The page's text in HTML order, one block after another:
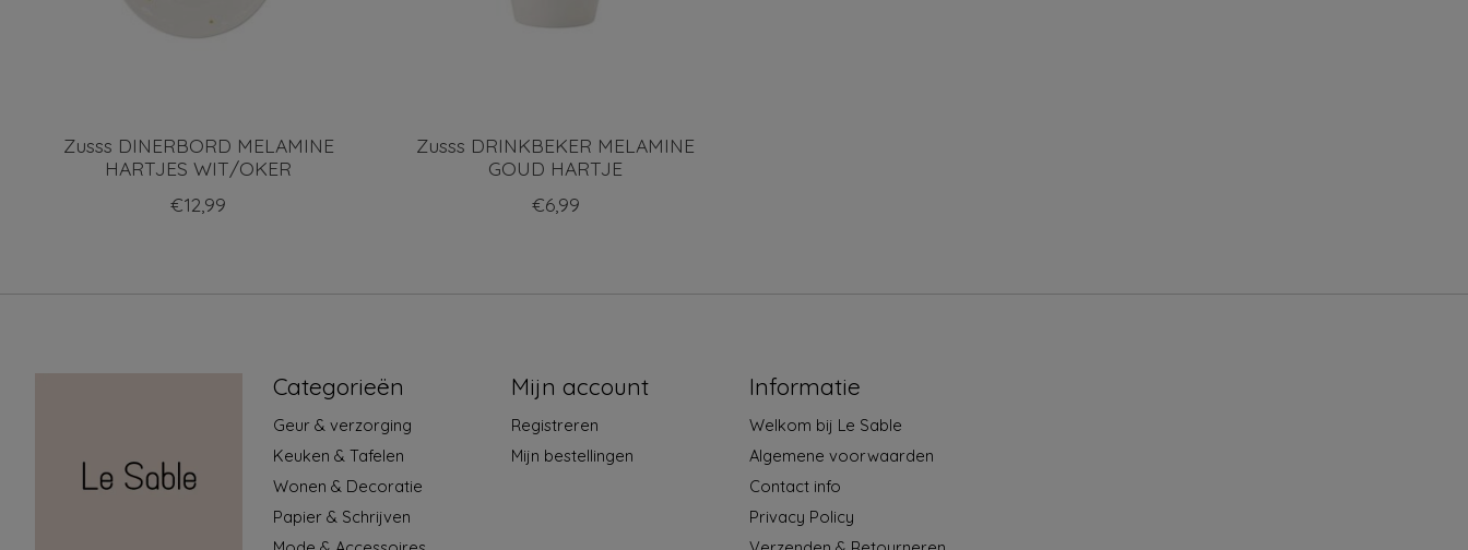
Zusss DINERBORD MELAMINE
HARTJES WIT/OKER
€12,99
Zusss DRINKBEKER MELAMINE
GOUD HARTJE
€6,99
Categorieën
Geur & verzorging
Keuken & Tafelen
Wonen & Decoratie
Papier & Schrijven
Mijn account
Registreren
Mijn bestellingen
Informatie
Welkom bij Le Sable
Algemene voorwaarden
Contact info
Privacy Policy